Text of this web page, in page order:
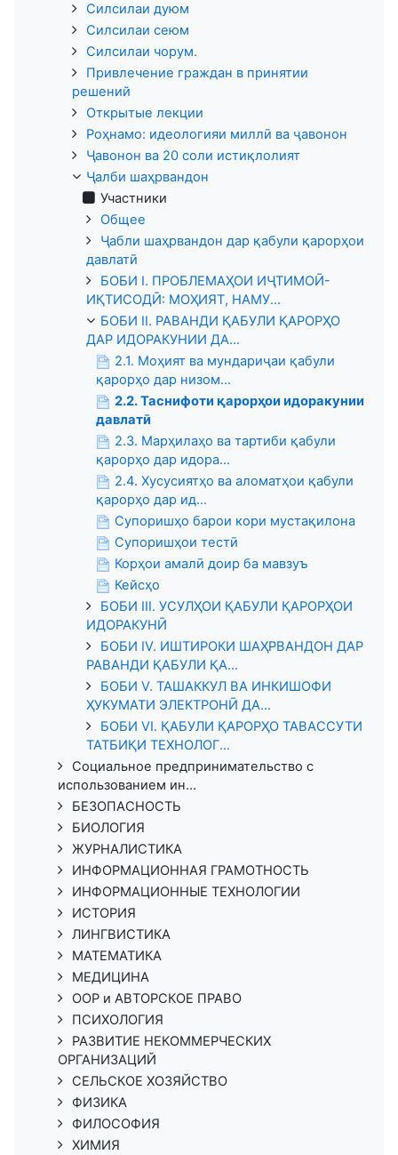
Силсилаи дуюм
Силсилаи сеюм
Силсилаи чорум.
Привлечение граждан в принятии
решений
Открытые лекции
Роҳнамо: идеологияи миллӣ ва ҷавонон
Ҷавонон ва 20 соли истиқлолият
Ҷалби шаҳрвандон
Участники
Общее
Ҷабли шаҳрвандон дар қабули қарорҳои
давлатӣ
БОБИ I. ПРОБЛЕМАҲОИ ИҶТИМОӢ-
ИҚТИСОДӢ: МОҲИЯТ, НАМУ...
БОБИ II. РАВАНДИ ҚАБУЛИ ҚАРОРҲО
ДАР ИДОРАКУНИИ ДА...
2.1. Моҳият ва мундариҷаи қабули
қарорҳо дар низом...
2.2. Таснифоти қарорҳои идоракунии
давлатӣ
2.3. Марҳилаҳо ва тартиби қабули
қарорҳо дар идора...
2.4. Хусусиятҳо ва аломатҳои қабули
қарорҳо дар ид...
Супоришҳо барои кори мустақилона
Супоришҳои тестӣ
Корҳои амалӣ доир ба мавзуъ
Кейсҳо
БОБИ III. УСУЛҲОИ ҚАБУЛИ ҚАРОРҲОИ
ИДОРАКУНӢ
БОБИ IV. ИШТИРОКИ ШАҲРВАНДОН ДАР
РАВАНДИ ҚАБУЛИ ҚА...
БОБИ V. ТАШАККУЛ ВА ИНКИШОФИ
ҲУКУМАТИ ЭЛЕКТРОНӢ ДА...
БОБИ VI. ҚАБУЛИ ҚАРОРҲО ТАВАССУТИ
ТАТБИҚИ ТЕХНОЛОГ...
Социальное предпринимательство с
использованием ин...
БЕЗОПАСНОСТЬ
БИОЛОГИЯ
ЖУРНАЛИСТИКА
ИНФОРМАЦИОННАЯ ГРАМОТНОСТЬ
ИНФОРМАЦИОННЫЕ ТЕХНОЛОГИИ
ИСТОРИЯ
ЛИНГВИСТИКА
МАТЕМАТИКА
МЕДИЦИНА
ООР и АВТОРСКОЕ ПРАВО
ПСИХОЛОГИЯ
РАЗВИТИЕ НЕКОММЕРЧЕСКИХ
ОРГАНИЗАЦИЙ
СЕЛЬСКОЕ ХОЗЯЙСТВО
ФИЗИКА
ФИЛОСОФИЯ
ХИМИЯ